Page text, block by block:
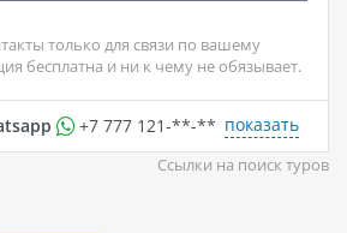
только для связи по вашему
бесплатна и ни к чему не обязывает.
+7 777 121-**-** показать
Ссылки на поиск туров